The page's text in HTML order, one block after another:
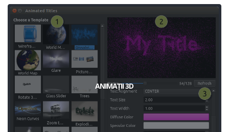
ANIMAȚII 3D